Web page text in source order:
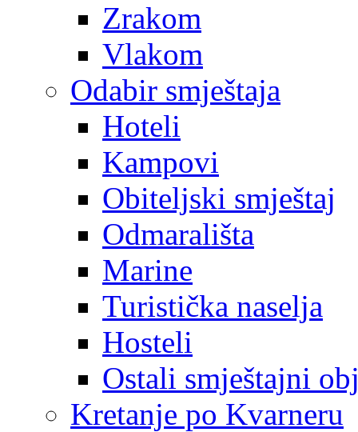
Zrakom
Vlakom
Odabir smještaja
Hoteli
Kampovi
Obiteljski smještaj
Odmarališta
Marine
Turistička naselja
Hosteli
Ostali smještajni
Kretanje po Kvarneru